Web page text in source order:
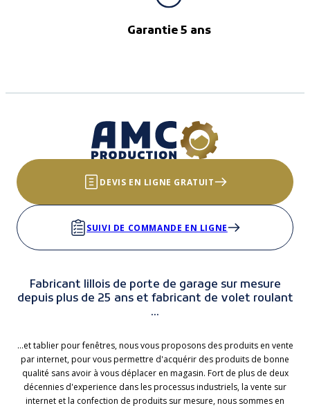
Garantie 5 ans
DEVIS EN LIGNE GRATUIT
SUIVI DE COMMANDE EN LIGNE
Fabricant lillois de porte de garage sur mesure
depuis plus de 25 ans et fabricant de volet roulant
...
...et tablier pour fenêtres, nous vous proposons des produits en vente
par internet, pour vous permettre d'acquérir des produits de bonne
qualité sans avoir à vous déplacer en magasin. Fort de plus de deux
décennies d'experience dans les processus industriels, la vente sur
internet et la confection de produits sur mesure, nous sommes en